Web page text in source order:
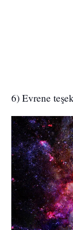
6) Evrene